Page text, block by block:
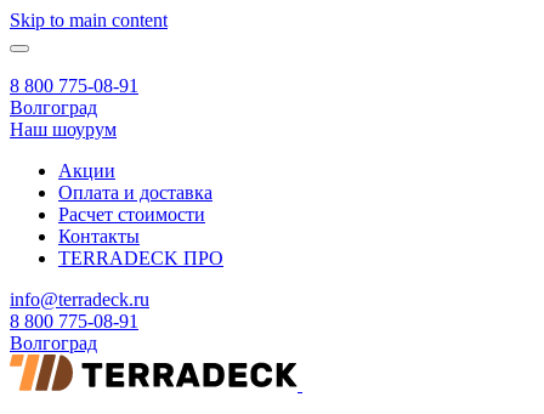
Skip to main content
8 800 775-08-91
Волгоград
Наш шоурум
Акции
Оплата и доставка
Расчет стоимости
Контакты
TERRADECK ПРО
info@terradeck.ru
8 800 775-08-91
Волгоград